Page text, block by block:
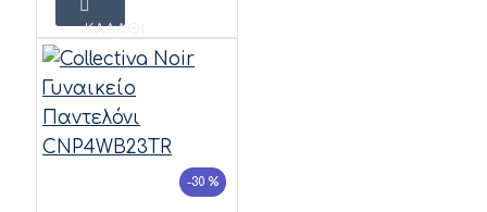
ΚΑΛΆΘΙ
-30 %